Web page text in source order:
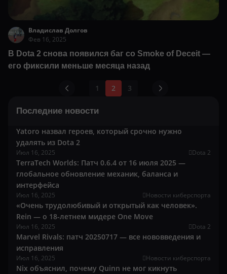
Владислав Долгов
Фев 16, 2025
В Dota 2 снова появился баг со Smoke of Deceit —
его фиксили меньше месяца назад
1 2 3
Последние новости
Yatoro назвал героев, который срочно нужно
удалять из Dota 2
Июл 16, 2025 Dota 2
TerraTech Worlds: Патч 0.6.4 от 16 июля 2025 —
глобальное обновление механик, баланса и
интерфейса
Июл 16, 2025 Новости киберспорта
«Очень трудолюбивый и открытый как человек».
Rein — о 18-летнем мидере One Move
Июл 16, 2025 Dota 2
Marvel Rivals: патч 20250717 — все нововведения и
исправления
Июл 16, 2025 Новости киберспорта
Nix объяснил, почему Quinn не мог кикнуть